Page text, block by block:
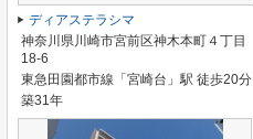
ディアステラシマ
神奈川県川崎市宮前区神木本町４丁目
18-6
東急田園都市線「宮崎台」駅 徒歩20分
築31年